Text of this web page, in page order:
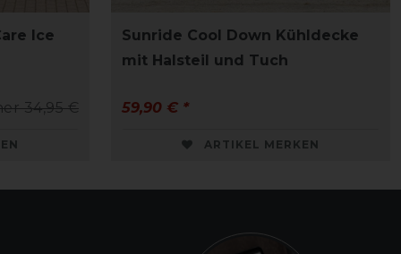
Ice
34,95 €
Sunride Cool Down Kühldecke
mit Halsteil und Tuch
59,90 € *
ARTIKEL MERKEN